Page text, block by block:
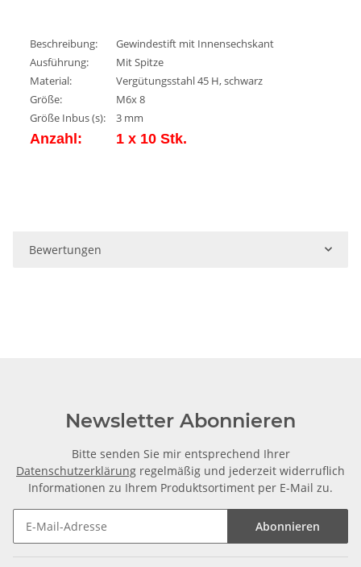
Beschreibung:
Gewindestift mit Innensechskant
Ausführung:
Mit Spitze
Material:
Vergütungsstahl 45 H, schwarz
Größe:
M6x 8
Größe Inbus (s):
3 mm
Anzahl: 1 x 10 Stk.
Bewertungen
Newsletter Abonnieren
Bitte senden Sie mir entsprechend Ihrer
Datenschutzerklärung regelmäßig und jederzeit widerruflich
Informationen zu Ihrem Produktsortiment per E-Mail zu.
Abonnieren